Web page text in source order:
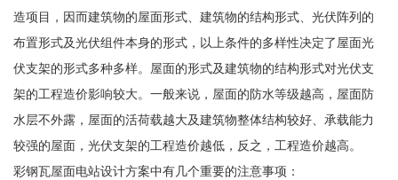
造项目，因而建筑物的屋面形式、建筑物的结构形式、光伏阵列的
布置形式及光伏组件本身的形式，以上条件的多样性决定了屋面光
伏支架的形式多种多样。屋面的形式及建筑物的结构形式对光伏支
架的工程造价影响较大。一般来说，屋面的防水等级越高，屋面防
水层不外露，屋面的活荷载越大及建筑物整体结构较好、承载能力
较强的屋面，光伏支架的工程造价越低，反之，工程造价越高。
彩钢瓦屋面电站设计方案中有几个重要的注意事项：